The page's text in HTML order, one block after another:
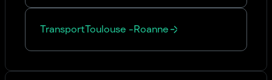
TransportToulouse -Roanne